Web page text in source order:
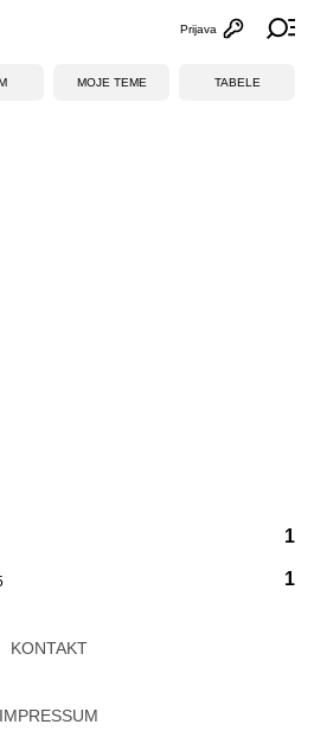
Otvori
Prijava
MOJE TEME TABELE
1
1
KONTAKT
IMPRESSUM